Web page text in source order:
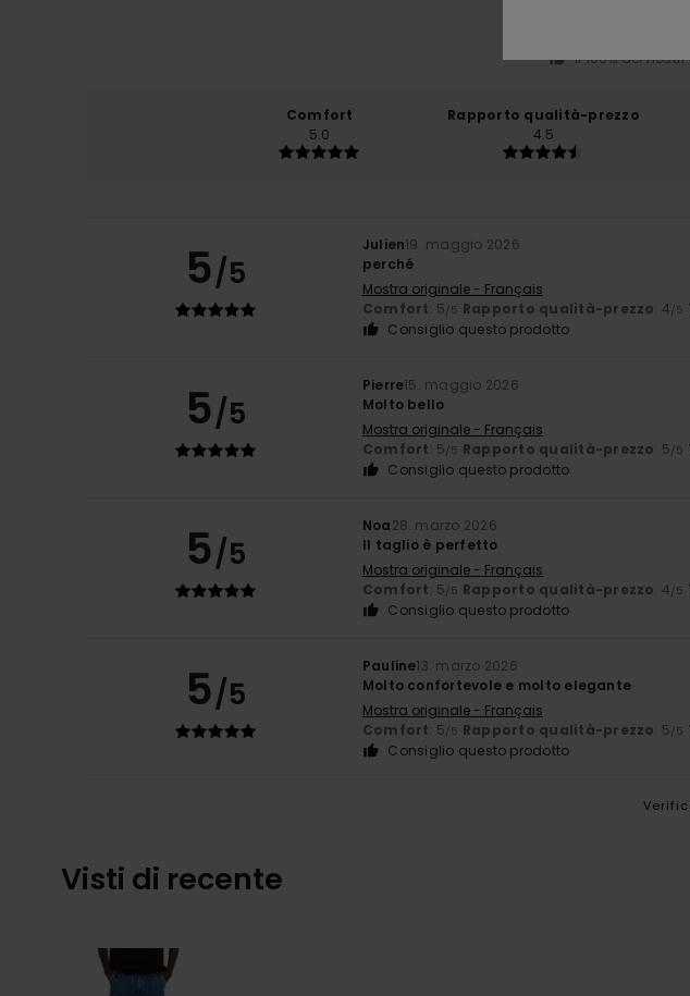
Il 100% dei
Comfort
5.0
Rapporto qualità-prezzo
4.5
5/5
Julien19. maggio 2026
perché
Mostra originale - Français
Comfort: 5/5 Rapporto qualità-prezzo: 4/5
Consiglio questo prodotto
5/5
Pierre15. maggio 2026
Molto bello
Mostra originale - Français
Comfort: 5/5 Rapporto qualità-prezzo: 5/5
Consiglio questo prodotto
5/5
Noa28. marzo 2026
Il taglio è perfetto
Mostra originale - Français
Comfort: 5/5 Rapporto qualità-prezzo: 4/5
Consiglio questo prodotto
5/5
Pauline13. marzo 2026
Molto confortevole e molto elegante
Mostra originale - Français
Comfort: 5/5 Rapporto qualità-prezzo: 5/5
Consiglio questo prodotto
Visti di recente